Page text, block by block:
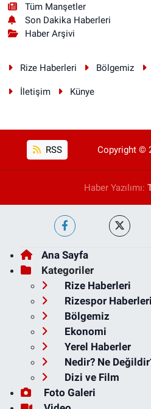
Tüm Manşetler
Son Dakika Haberleri
Haber Arşivi
Rize Haberleri Bölgemiz
İletişim Künye
RSS Copyright ©
Haber Yazılımı:
Ana Sayfa
Kategoriler
Rize Haberleri
Rizespor Haberleri
Bölgemiz
Ekonomi
Yerel Haberler
Nedir? Ne
Dizi ve Film
Foto Galeri